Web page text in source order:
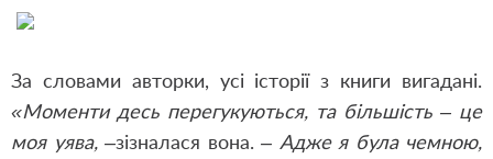
За словами авторки, усі історії з книги вигадані.
«Моменти десь перегукуються, та більшість – це
моя уява, –зізналася вона. – Адже я була чемною,